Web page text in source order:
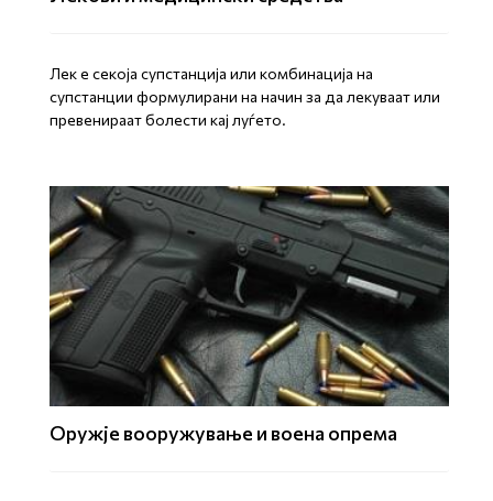
Лек е секоја супстанција или комбинација на
супстанции формулирани на начин за да лекуваат или
превенираат болести кај луѓето.
Оружје вооружување и воена опрема